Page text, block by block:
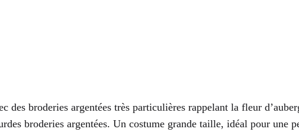
des broderies argentées très particulières rappelant la fleur
broderies argentées. Un costume grande taille, idéal pour une